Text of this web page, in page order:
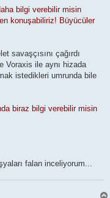
bilgi verebilir misin
konuşabiliriz! Büyücüler
savaşçısını çağırdı
Voraxis ile aynı hizada
istedikleri umrunda bile
biraz bilgi verebilir misin
falan inceliyorum...